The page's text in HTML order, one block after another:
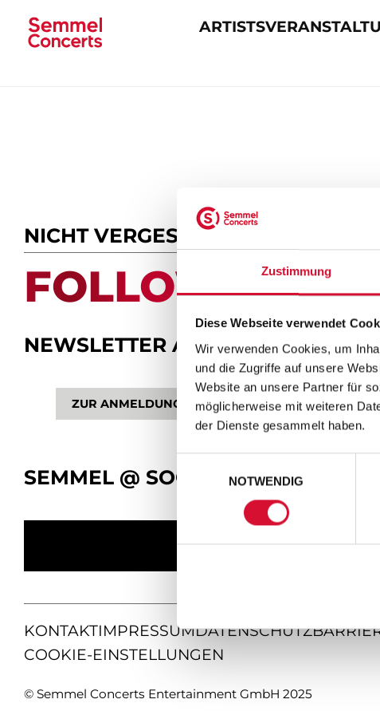
Zustimmung
Diese Webseite verwendet
Wir verwenden Cookies, um
und die Zugriffe auf unsere
Website an unsere Partner für
möglicherweise mit weiteren
der Dienste gesammelt haben.
NOTWENDIG
ARTISTS
NICHT VERGESSEN
FOLLOW US.
NEWSLETTER ABONNIEREN
ZUR ANMELDUNG
SEMMEL @ SOCIAL MEDIA
KONTAKTIMPRESSUMDATENSCHUTZ
COOKIE-EINSTELLUNGEN
© Semmel Concerts Entertainment GmbH 2025